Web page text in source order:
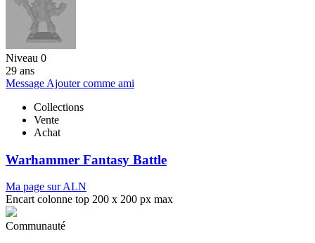
Niveau 0
29 ans
Message Ajouter comme ami
Collections
Vente
Achat
Warhammer Fantasy Battle
Ma page sur ALN
Encart colonne top 200 x 200 px max
Communauté